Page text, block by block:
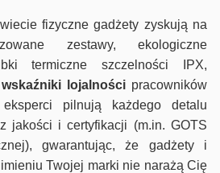
fizyczne gadżety zyskują na
zestawy, ekologiczne
termiczne szczelności IPX,
wskaźniki lojalnościpracowników
pilnują każdego detalu
jakości i certyfikacji (m.in. GOTS
gwarantując, że gadżety i
Twojej marki nie narażą Cię